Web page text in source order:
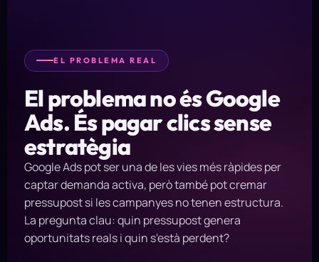
EL PROBLEMA REAL
El problema no és Google
Ads. És pagar clics sense
estratègia
Google Ads pot ser una de les vies més ràpides per
captar demanda activa, però també pot cremar
pressupost si les campanyes no tenen estructura.
La pregunta clau: quin pressupost genera
oportunitats reals i quin s'està perdent?